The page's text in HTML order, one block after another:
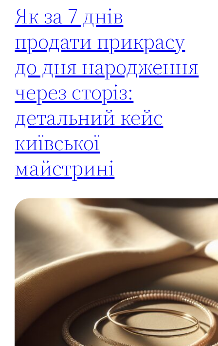
Як за 7 днів
продати прикрасу
до дня народження
через сторіз:
детальний кейс
київської
майстрині